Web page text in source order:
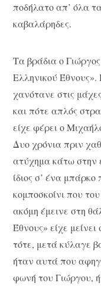
ποδήλατο απ’ όλα
καβαλάρηδες.
Τα βράδια ο
Ελληνικού
χανότανε στις
και πότε απλός
είχε φέρει ο
Δυο χρόνια πριν
ατύχημα κάτω στην
ίδιος σ’ ένα
κομποσκοίνι που
ακόμη έμεινε στη
Έθνους» είχε
τότε, μετά κύλαγε
ήταν αυτά που
φωνή του Γιώργου,